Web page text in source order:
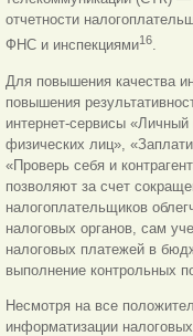
отчетности
ФНС и инспекциями16.
Для повышения качества
повышения
интернет-сервисы
физических лиц»,
«Проверь себя и
позволяют за счет
налогоплательщиков
налоговых органов, сам
налоговых платежей в
выполнение контрольных
Несмотря на все
информатизации